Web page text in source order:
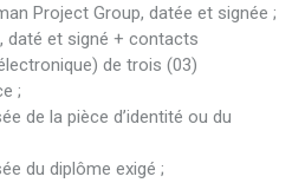
Project Group, datée et signée ;
daté et signé + contacts
de trois (03)
;
de la pièce d’identité ou du
du diplôme exigé ;